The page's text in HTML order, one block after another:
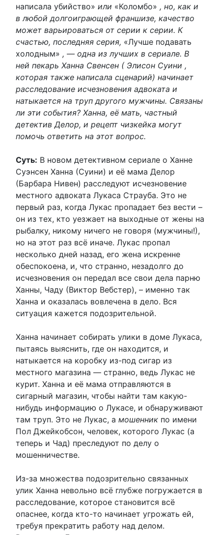
написала убийство» или «Коломбо» , но, как и
в любой долгоиграющей франшизе, качество
может варьироваться от серии к серии. К
счастью, последняя серия, «Лучше подавать
холодным» , — одна из лучших в сериале. В
ней пекарь Ханна Свенсен ( Элисон Суини ,
которая также написала сценарий) начинает
расследование исчезновения адвоката и
натыкается на труп другого мужчины. Связаны
ли эти события? Ханна, её мать, частный
детектив Делор, и рецепт чизкейка могут
помочь ответить на этот вопрос.
Суть: В новом детективном сериале о Ханне
Суэнсен Ханна (Суини) и её мама Делор
(Барбара Нивен) расследуют исчезновение
местного адвоката Лукаса Страуба. Это не
первый раз, когда Лукас пропадает без вести –
он из тех, кто уезжает на выходные от жены на
рыбалку, никому ничего не говоря (мужчины!),
но на этот раз всё иначе. Лукас пропал
несколько дней назад, его жена искренне
обеспокоена, и, что странно, незадолго до
исчезновения он передал все свои дела парню
Ханны, Чаду (Виктор Вебстер), – именно так
Ханна и оказалась вовлечена в дело. Вся
ситуация кажется подозрительной.
Ханна начинает собирать улики в доме Лукаса,
пытаясь выяснить, где он находится, и
натыкается на коробку из-под сигар из
местного магазина — странно, ведь Лукас не
курит. Ханна и её мама отправляются в
сигарный магазин, чтобы найти там какую-
нибудь информацию о Лукасе, и обнаруживают
там труп. Это не Лукас, а мошенник по имени
Пол Джейкобсон, человек, которого Лукас (а
теперь и Чад) преследуют по делу о
мошенничестве.
Из-за множества подозрительно связанных
улик Ханна невольно всё глубже погружается в
расследование, которое становится всё
опаснее, когда кто-то начинает угрожать ей,
требуя прекратить работу над делом.